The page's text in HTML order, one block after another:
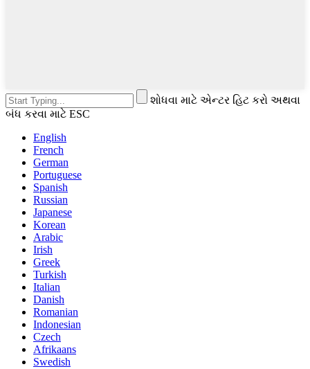
શોધવા માટે એન્ટર હિટ કરો અથવા
બંધ કરવા માટે ESC
English
French
German
Portuguese
Spanish
Russian
Japanese
Korean
Arabic
Irish
Greek
Turkish
Italian
Danish
Romanian
Indonesian
Czech
Afrikaans
Swedish